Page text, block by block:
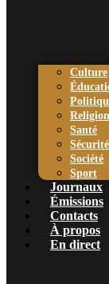
Culture
Religion
Santé
Sécurité
Société
Sport
Journaux
Émissions
Contacts
À propos
En direct